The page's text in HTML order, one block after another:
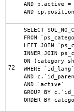
AND p.active =
AND
72
SELECT
FROM
LEFT JOIN
INNER JOIN
ON
WHERE
AND
AND `active` =
GROUP BY
ORDER BY